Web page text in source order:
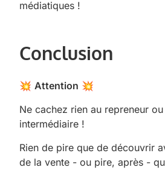
médiatiques !
Conclusion
💥 Attention 💥
Ne cachez rien au repreneur
intermédiaire !
Rien de pire que de découvrir
de la vente - ou pire, après -